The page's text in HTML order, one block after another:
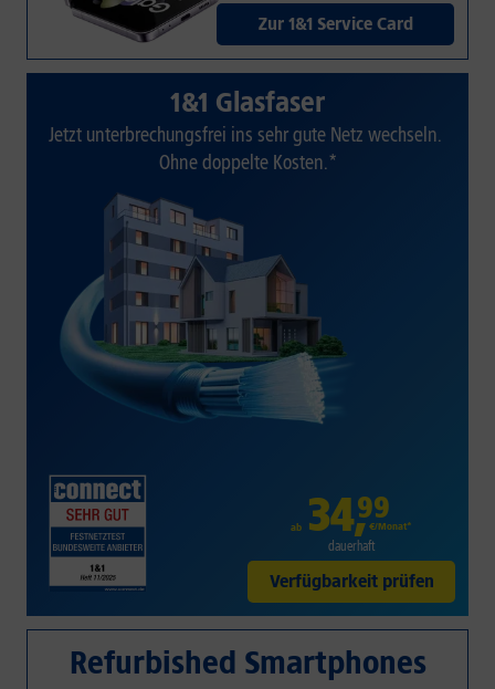
Zur 1&1 Service Card
1&1 Glasfaser
Jetzt unterbrechungsfrei ins sehr gute Netz wechseln.
Ohne doppelte Kosten.*
ab 34,99
€/Monat*
dauerhaft
Verfügbarkeit prüfen
Refurbished Smartphones